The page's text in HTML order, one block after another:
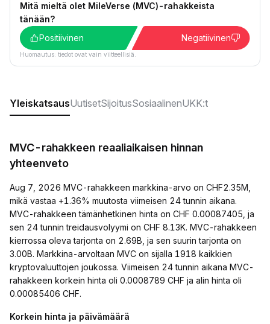
Mitä mieltä olet MileVerse (MVC)-rahakkeista
tänään?
Positiivinen
Negatiivinen
Huomautus: tiedot ovat vain viitteellisiä.
YleiskatsausUutisetSijoitusSosiaalinenUKK:t
MVC-rahakkeen reaaliaikaisen hinnan
yhteenveto
Aug 7, 2026 MVC-rahakkeen markkina-arvo on CHF2.35M,
mikä vastaa +1.36% muutosta viimeisen 24 tunnin aikana.
MVC-rahakkeen tämänhetkinen hinta on CHF 0.00087405, ja
sen 24 tunnin treidausvolyymi on CHF 8.13K. MVC-rahakkeen
kierrossa oleva tarjonta on 2.69B, ja sen suurin tarjonta on
3.00B. Markkina-arvoltaan MVC on sijalla 1918 kaikkien
kryptovaluuttojen joukossa. Viimeisen 24 tunnin aikana MVC-
rahakkeen korkein hinta oli 0.0008789 CHF ja alin hinta oli
0.00085406 CHF.
Korkein hinta ja päivämäärä